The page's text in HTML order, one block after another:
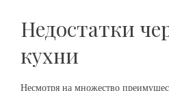
Недостатки
кухни
Несмотря на множество